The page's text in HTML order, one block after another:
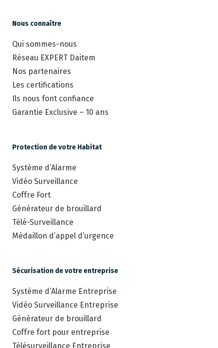
Nous connaître
Qui sommes-nous
Réseau EXPERT Daitem
Nos partenaires
Les certifications
Ils nous font confiance
Garantie Exclusive – 10 ans
Protection de votre Habitat
Système d’Alarme
Vidéo Surveillance
Coffre Fort
Générateur de brouillard
Télé-Surveillance
Médaillon d’appel d’urgence
Sécurisation de votre entreprise
Système d’Alarme Entreprise
Vidéo Surveillance Entreprise
Générateur de brouillard
Coffre fort pour entreprise
Télésurveillance Entreprise